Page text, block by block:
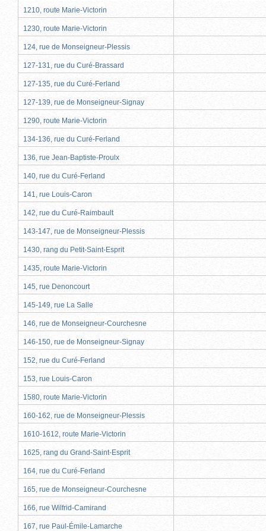
1210, route Marie-Victorin
1230, route Marie-Victorin
124, rue de Monseigneur-Plessis
127-131, rue du Curé-Brassard
127-135, rue du Curé-Ferland
127-139, rue de Monseigneur-Signay
1290, route Marie-Victorin
134-136, rue du Curé-Ferland
136, rue Jean-Baptiste-Proulx
140, rue du Curé-Ferland
141, rue Louis-Caron
142, rue du Curé-Raimbault
143-147, rue de Monseigneur-Plessis
1430, rang du Petit-Saint-Esprit
1435, route Marie-Victorin
145, rue Denoncourt
145-149, rue La Salle
146, rue de Monseigneur-Courchesne
146-150, rue de Monseigneur-Signay
152, rue du Curé-Ferland
153, rue Louis-Caron
1580, route Marie-Victorin
160-162, rue de Monseigneur-Plessis
1610-1612, route Marie-Victorin
1625, rang du Grand-Saint-Esprit
164, rue du Curé-Ferland
165, rue de Monseigneur-Courchesne
166, rue Wilfrid-Camirand
167, rue Paul-Émile-Lamarche